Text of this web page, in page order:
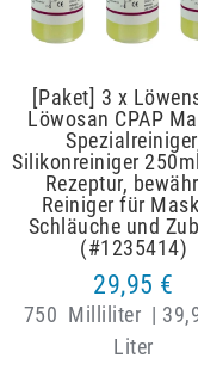
[Paket] 3 x
Löwosan CPAP
Silikonreiniger
Rezeptur,
Reiniger für
Schläuche und
(#1235414)
29,95 €
750 Milliliter |
Liter